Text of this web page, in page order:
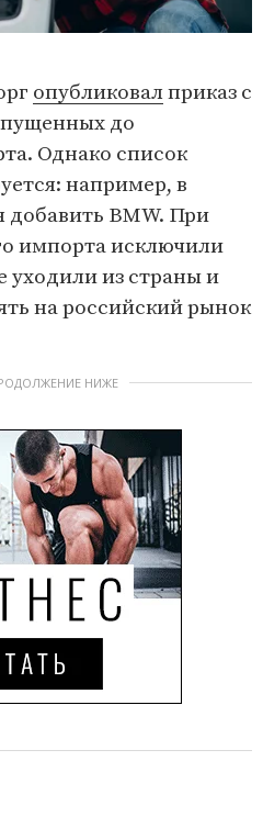
опубликовалприказ с
до
Однако список
например, в
добавить BMW. При
импорта исключили
уходили из страны и
на российский рынок
НИЖЕ